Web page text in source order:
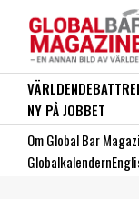
VÄRLDENDEBATT
NY PÅ JOBBET
Om Global Bar
Globalkalendern